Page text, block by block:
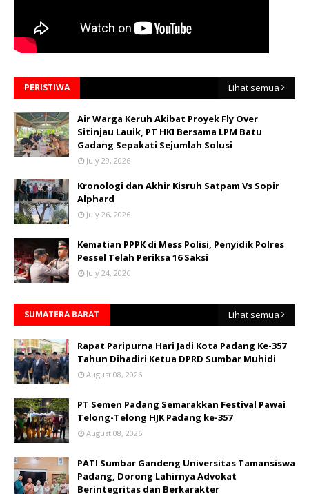
PERISTIWA Lihat semua
Air Warga Keruh Akibat Proyek Fly Over
Sitinjau Lauik, PT HKI Bersama LPM Batu
Gadang Sepakati Sejumlah Solusi
July 29, 2026
Kronologi dan Akhir Kisruh Satpam Vs Sopir
Alphard
July 26, 2026
Kematian PPPK di Mess Polisi, Penyidik Polres
Pessel Telah Periksa 16 Saksi
July 24, 2026
SUMATERA BARAT Lihat semua
Rapat Paripurna Hari Jadi Kota Padang Ke-357
Tahun Dihadiri Ketua DPRD Sumbar Muhidi
August 08, 2026
PT Semen Padang Semarakkan Festival Pawai
Telong-Telong HJK Padang ke-357
August 08, 2026
PATI Sumbar Gandeng Universitas Tamansiswa
Padang, Dorong Lahirnya Advokat
Berintegritas dan Berkarakter